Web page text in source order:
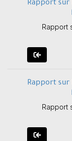
Rapport
Rapport
Rapport
Rapport